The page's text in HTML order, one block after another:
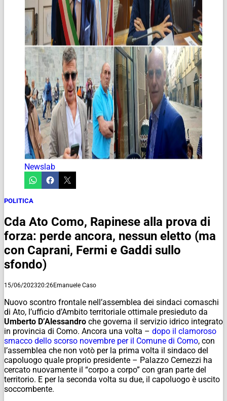
Newslab
POLITICA
Cda Ato Como, Rapinese alla prova di
forza: perde ancora, nessun eletto (ma
con Caprani, Fermi e Gaddi sullo
sfondo)
15/06/202320:26Emanuele Caso
Nuovo scontro frontale nell’assemblea dei sindaci comaschi
di Ato, l’ufficio d’Ambito territoriale ottimale presieduto da
Umberto D’Alessandro che governa il servizio idrico integrato
in provincia di Como. Ancora una volta – dopo il clamoroso
smacco dello scorso novembre per il Comune di Como, con
l’assemblea che non votò per la prima volta il sindaco del
capoluogo quale proprio presidente – Palazzo Cernezzi ha
cercato nuovamente il “corpo a corpo” con gran parte del
territorio. E per la seconda volta su due, il capoluogo è uscito
soccombente.